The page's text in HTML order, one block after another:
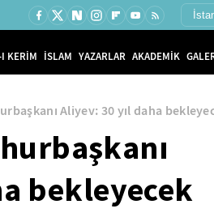
KERİM İSLAM YAZARLAR AKADEMİK
Aliyev: 30 yıl daha
bekleyecek